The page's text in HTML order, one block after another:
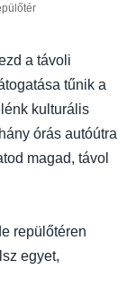
a távoli
tűnik a
kulturális
órás autóútra
magad, távol
repülőtéren
egyet,